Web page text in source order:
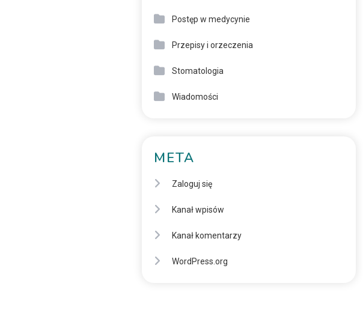
Postęp w medycynie
Przepisy i orzeczenia
Stomatologia
Wiadomości
META
Zaloguj się
Kanał wpisów
Kanał komentarzy
WordPress.org